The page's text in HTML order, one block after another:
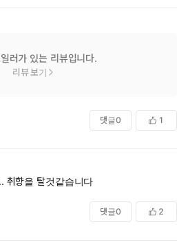
러가 있는 리뷰입니다.
리뷰 보기
댓글0 1
취향을 탈것같습니다
댓글0 2